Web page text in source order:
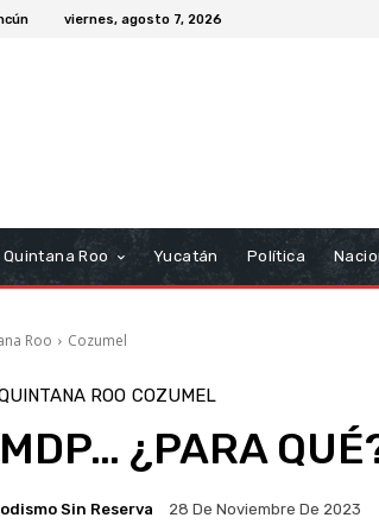
viernes, agosto 7, 2026
Quintana Roo Yucatán Política
Roo Cozumel
ROO COZUMEL
¿PARA
Sin Reserva 28 De Noviembre De 2023